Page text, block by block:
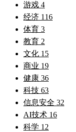
游戏 4
经济 116
体育 3
教育 2
文化 15
商业 19
健康 36
科技 63
信息安全 32
AI技术 16
科学 12